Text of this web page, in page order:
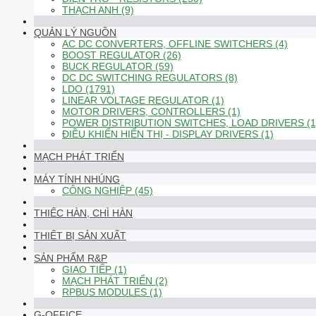
THẠCH ANH (9)
QUẢN LÝ NGUỒN
AC DC CONVERTERS, OFFLINE SWITCHERS (4)
BOOST REGULATOR (26)
BUCK REGULATOR (59)
DC DC SWITCHING REGULATORS (8)
LDO (1791)
LINEAR VOLTAGE REGULATOR (1)
MOTOR DRIVERS, CONTROLLERS (1)
POWER DISTRIBUTION SWITCHES, LOAD DRIVERS
ĐIỀU KHIỂN HIỂN THỊ - DISPLAY DRIVERS (1)
MẠCH PHÁT TRIỂN
MÁY TÍNH NHÚNG
CÔNG NGHIỆP (45)
THIẾC HÀN, CHÌ HÀN
THIẾT BỊ SẢN XUẤT
SẢN PHẨM R&P
GIAO TIẾP (1)
MẠCH PHÁT TRIỂN (2)
RPBUS MODULES (1)